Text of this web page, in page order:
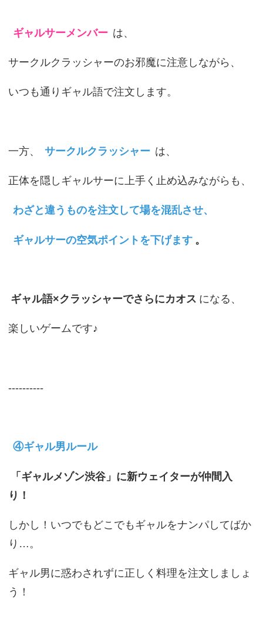
ギャルサーメンバー は、
サークルクラッシャーのお邪魔に注意しながら、
いつも通りギャル語で注文します。
一方、 サークルクラッシャー は、
正体を隠しギャルサーに上手く止め込みながらも、
わざと違うものを注文して場を混乱させ、
ギャルサーの空気ポイントを下げます 。
ギャル語×クラッシャーでさらにカオス になる、
楽しいゲームです♪
----------
④ギャル男ルール
「ギャルメゾン渋谷」に新ウェイターが仲間入
り！
しかし！いつでもどこでもギャルをナンパしてばか
り…。
ギャル男に惑わされずに正しく料理を注文しましょ
う！